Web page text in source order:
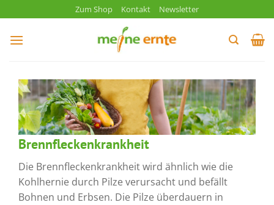
Inhalt
springen
Zum Shop Kontakt Newsletter
Brennfleckenkrankheit
Die Brennfleckenkrankheit wird ähnlich wie die
Kohlhernie durch Pilze verursacht und befällt
Bohnen und Erbsen. Die Pilze überdauern in